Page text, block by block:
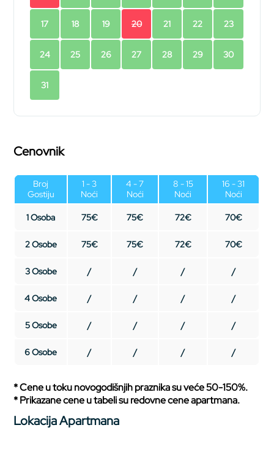
17 18 19 20 21 22 23
24 25 26 27 28 29 30
31
Cenovnik
Broj
Gostiju
1 - 3
Noći
4 - 7
Noći
8 - 15
Noći
16 - 31
Noći
1 Osoba 75€ 75€ 72€ 70€
2 Osobe 75€ 75€ 72€ 70€
3 Osobe / / / /
4 Osobe / / / /
5 Osobe / / / /
6 Osobe / / / /
* Cene u toku novogodišnjih praznika su veće 50-150%.
* Prikazane cene u tabeli su redovne cene apartmana.
Lokacija Apartmana